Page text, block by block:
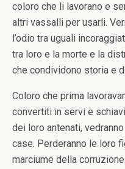
coloro che li lavorano e
altri vassalli per usarli.
l’odio tra uguali
tra loro e la morte e la
che condividono storia e
Coloro che prima
convertiti in servi e
dei loro antenati,
case. Perderanno le loro
marciume della